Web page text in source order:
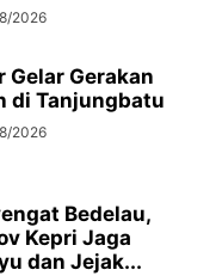
2026
Gelar Gerakan
di Tanjungbatu
2026
Bedelau,
Kepri Jaga
dan Jejak...